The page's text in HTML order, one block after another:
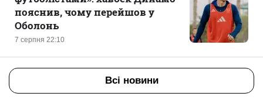
7 серпня 22:10
пояснив, чому перейшов у
Оболонь
Всі новини